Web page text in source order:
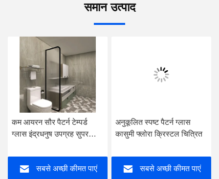
समान उत्पाद
कम आयरन सौर पैटर्न टेम्पर्ड
ग्लास इंद्रधनुष उपग्रह सुपर
सबसे अच्छी कीमत पाएं
अनुकूलित स्पष्ट पैटर्न ग्लास
कासुमी फ्लोरा क्रिस्टल चित्रित
सबसे अच्छी कीमत पाएं